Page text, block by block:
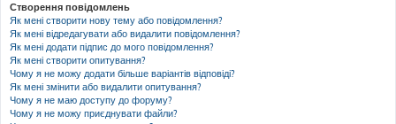
Створення повідомлень
Як мені створити нову тему або повідомлення?
Як мені відредагувати або видалити повідомлення?
Як мені додати підпис до мого повідомлення?
Як мені створити опитування?
Чому я не можу додати більше варіантів відповіді?
Як мені змінити або видалити опитування?
Чому я не маю доступу до форуму?
Чому я не можу приєднувати файли?